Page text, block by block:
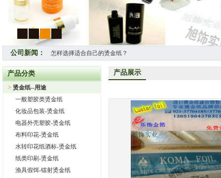
4
公司新闻：
怎样选择适合自己的烫金纸？
热烈祝贺上海旭饰实业有限公司成为韩国ITW烫金纸华东区代理商
上海旭饰实业有限公司—日本东洋烫金纸TORAY烫金纸华东区总
热烈祝贺上海旭饰实业有限公司成为德国库尔兹烫金纸一级代理
热烈祝贺旭饰实业成为日本OIKE烫金纸尾池烫金纸华东区总代理
上海旭饰实业有限公司——进口烫金纸专业供应商
怎样选择进口烫金纸
上海旭饰实业有限公司 专业供应汽车中网烫金纸，汽车格栅烫金
产品分类
> 烫金纸--用途
一般塑胶类烫金纸
化妆品包装-烫金纸
电器外壳塑胶-烫金纸
布料印花-烫金纸
水转印花纸酒标-烫金纸
纸类印刷-烫金纸
渔具假饵-镭射烫金纸
产品展示